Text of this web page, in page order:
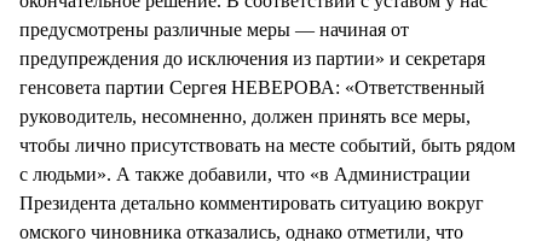
предусмотрены различные меры — начиная от
предупреждения до исключения из партии» и секретаря
генсовета партии Сергея НЕВЕРОВА: «Ответственный
руководитель, несомненно, должен принять все меры,
чтобы лично присутствовать на месте событий, быть рядом
с людьми». А также добавили, что «в Администрации
Президента детально комментировать ситуацию вокруг
омского чиновника отказались, однако отметили, что